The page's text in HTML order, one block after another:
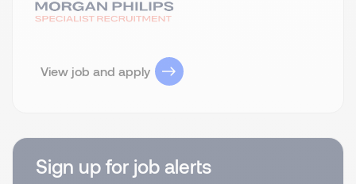
View job and apply
Sign up for job alerts